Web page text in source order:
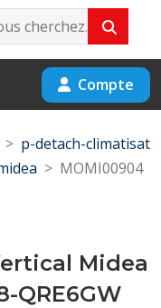
Compte
p-detach-climatisat
MOMI00904
Midea
QRE6GW